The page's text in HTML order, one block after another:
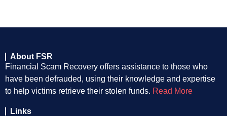
About FSR
Financial Scam Recovery offers assistance to those who
have been defrauded, using their knowledge and expertise
to help victims retrieve their stolen funds. Read More
Links